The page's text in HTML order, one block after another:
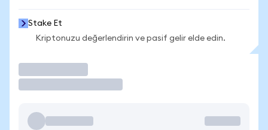
Stake Et
Kriptonuzu değerlendirin ve pasif gelir elde edin.